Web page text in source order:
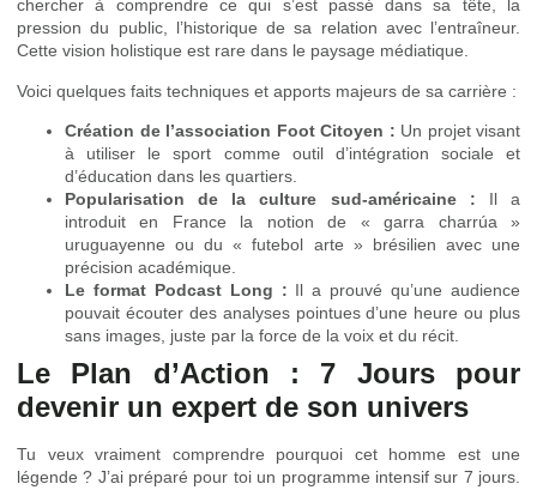
chercher à comprendre ce qui s’est passé dans sa tête, la
pression du public, l’historique de sa relation avec l’entraîneur.
Cette vision holistique est rare dans le paysage médiatique.
Voici quelques faits techniques et apports majeurs de sa carrière :
Création de l’association Foot Citoyen : Un projet visant
à utiliser le sport comme outil d’intégration sociale et
d’éducation dans les quartiers.
Popularisation de la culture sud-américaine : Il a
introduit en France la notion de « garra charrúa »
uruguayenne ou du « futebol arte » brésilien avec une
précision académique.
Le format Podcast Long : Il a prouvé qu’une audience
pouvait écouter des analyses pointues d’une heure ou plus
sans images, juste par la force de la voix et du récit.
Le Plan d’Action : 7 Jours pour
devenir un expert de son univers
Tu veux vraiment comprendre pourquoi cet homme est une
légende ? J’ai préparé pour toi un programme intensif sur 7 jours.